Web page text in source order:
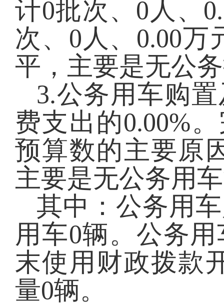
计0批次、 0 人、
次、 0 人、 0.00万
平，主要是无公
3.公务用车购
费支出的0.00%
预算数的主要原
主要是无公务用
其中：公务用
用车0辆。公务
末使用 财政拨款
量0辆。